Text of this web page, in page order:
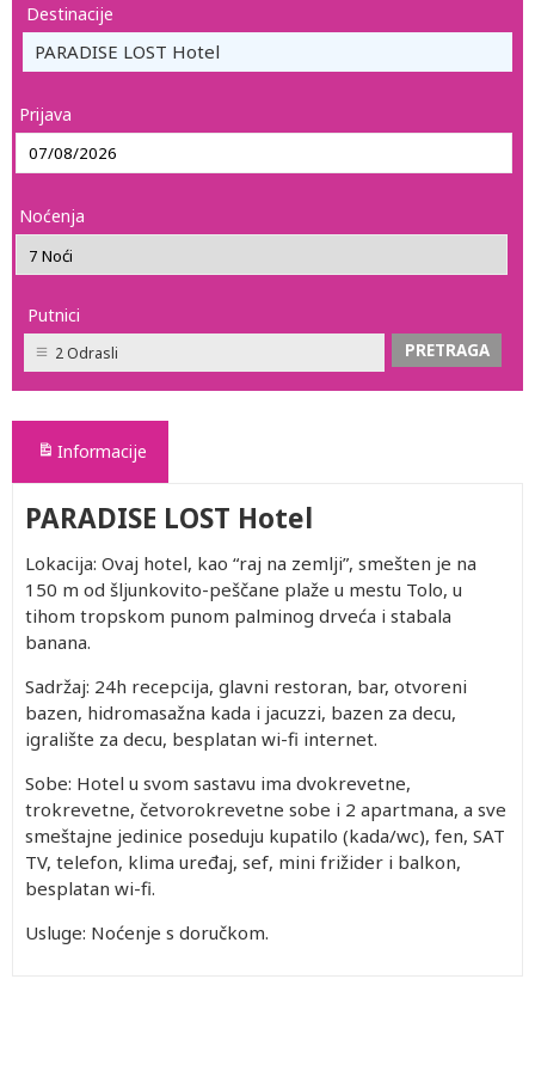
Destinacije
PARADISE LOST Hotel
Prijava
Noćenja
Putnici
2 Odrasli
Informacije
PARADISE LOST Hotel
Lokacija: Ovaj hotel, kao “raj na zemlji”, smešten je na
150 m od šljunkovito-peščane plaže u mestu Tolo, u
tihom tropskom punom palminog drveća i stabala
banana.
Sadržaj: 24h recepcija, glavni restoran, bar, otvoreni
bazen, hidromasažna kada i jacuzzi, bazen za decu,
igralište za decu, besplatan wi-fi internet.
Sobe: Hotel u svom sastavu ima dvokrevetne,
trokrevetne, četvorokrevetne sobe i 2 apartmana, a sve
smeštajne jedinice poseduju kupatilo (kada/wc), fen, SAT
TV, telefon, klima uređaj, sef, mini frižider i balkon,
besplatan wi-fi.
Usluge: Noćenje s doručkom.